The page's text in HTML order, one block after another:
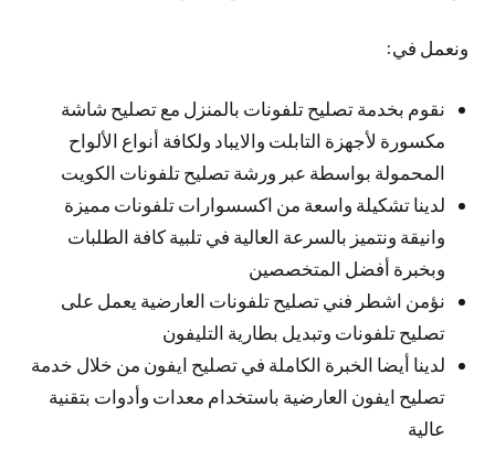
ونعمل في:
نقوم بخدمة تصليح تلفونات بالمنزل مع تصليح شاشة
مكسورة لأجهزة التابلت والايباد ولكافة أنواع الألواح
المحمولة بواسطة عبر ورشة تصليح تلفونات الكويت
لدينا تشكيلة واسعة من اكسسوارات تلفونات مميزة
وانيقة ونتميز بالسرعة العالية في تلبية كافة الطلبات
وبخبرة أفضل المتخصصين
نؤمن اشطر فني تصليح تلفونات العارضية يعمل على
تصليح تلفونات وتبديل بطارية التليفون
لدينا أيضا الخبرة الكاملة في تصليح ايفون من خلال خدمة
تصليح ايفون العارضية باستخدام معدات وأدوات بتقنية
عالية